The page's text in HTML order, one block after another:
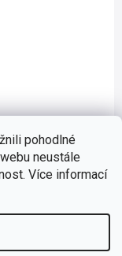
pohodlné
neustále
Více informací